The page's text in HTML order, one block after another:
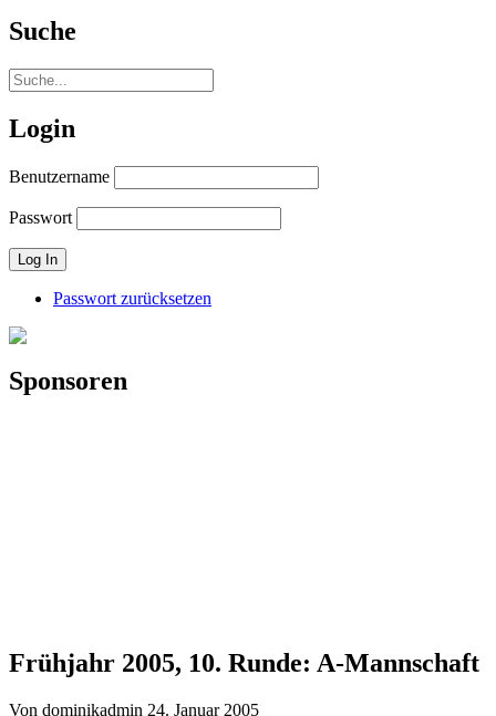
Suche
Login
Benutzername
Passwort
Passwort zurücksetzen
Sponsoren
Frühjahr 2005, 10. Runde: A-Mannschaft
Von dominikadmin 24. Januar 2005